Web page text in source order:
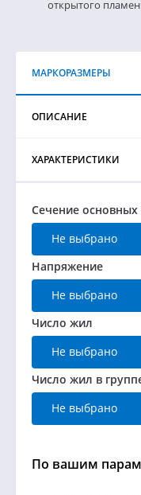
открытого
МАРКОРАЗМЕРЫ
ОПИСАНИЕ
ХАРАКТЕРИСТИКИ
Сечение
Не выбрано
Напряжение
Не выбрано
Число жил
Не выбрано
Число жил в
Не выбрано
По вашим